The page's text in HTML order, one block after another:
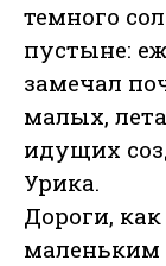
темного
пустыне:
замечал
малых,
идущих
Урика.
Дороги,